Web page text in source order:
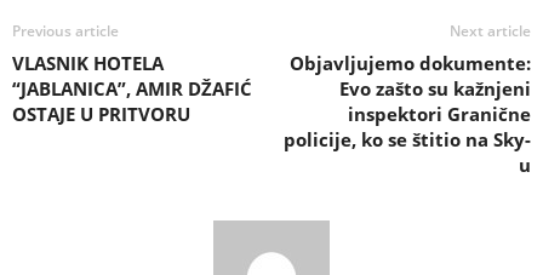
Previous article
VLASNIK HOTELA
“JABLANICA”, AMIR DŽAFIĆ
OSTAJE U PRITVORU
Next article
Objavljujemo dokumente:
Evo zašto su kažnjeni
inspektori Granične
policije, ko se štitio na Sky-
u